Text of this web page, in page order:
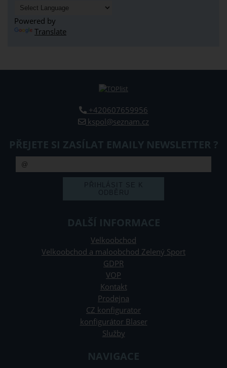
Powered by
Translate
+420607659956
kspol@seznam.cz
PŘEJETE SI ZASÍLAT EMAILY NEWSLETTER ?
DALŠÍ INFORMACE
Velkoobchod
Velkoobchod a maloobchod Zelený Sport
GDPR
VOP
Kontakt
Prodejna
CZ konfigurator
konfigurátor Blaser
Služby
NAVIGACE